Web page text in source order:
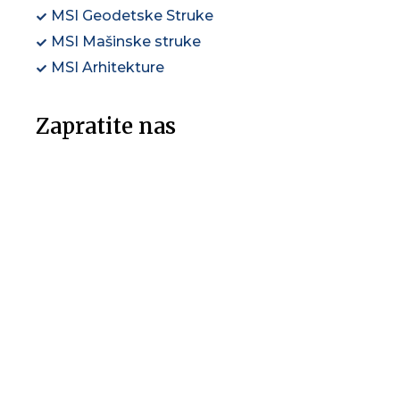
MSI Geodetske Struke
MSI Mašinske struke
MSI Arhitekture
Zapratite nas